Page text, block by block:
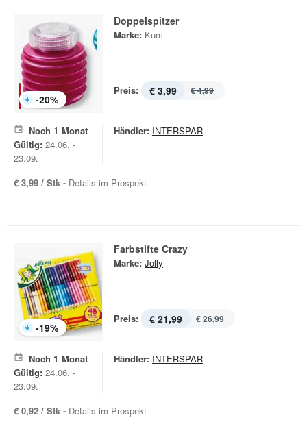
-20%
Doppelspitzer
Marke: Kum
Preis: € 3,99 € 4,99
Noch 1 Monat
Gültig: 24.06. -
23.09.
Händler: INTERSPAR
€ 3,99 / Stk - Details im Prospekt
-19%
Farbstifte Crazy
Marke: Jolly
Preis: € 21,99 € 26,99
Noch 1 Monat
Gültig: 24.06. -
23.09.
Händler: INTERSPAR
€ 0,92 / Stk - Details im Prospekt